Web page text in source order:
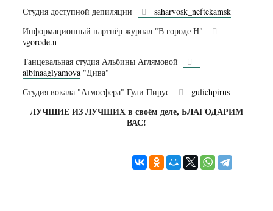
Студия доступной депиляции
saharvosk_neftekamsk
Информационный партнёр журнал "В городе Н"
vgorode.n
Танцевальная студия Альбины Аглямовой
albinaaglyamova "Дива"
Студия вокала "Атмосфера" Гули Пирус
gulichpirus
ЛУЧШИЕ ИЗ ЛУЧШИХ в своём деле, БЛАГОДАРИМ
ВАС!